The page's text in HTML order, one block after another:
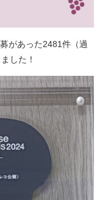
があった2481件（過
した！